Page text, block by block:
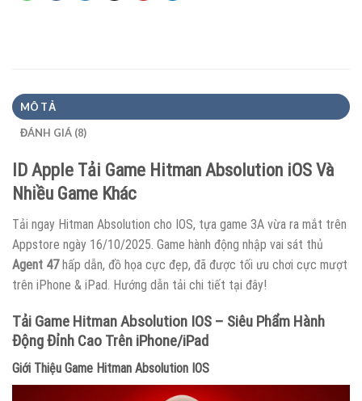
MÔ TẢ
ĐÁNH GIÁ (8)
ID Apple Tải Game Hitman Absolution iOS Và
Nhiều Game Khác
Tải ngay Hitman Absolution cho IOS, tựa game 3A vừa ra mắt trên
Appstore ngày 16/10/2025. Game hành động nhập vai sát thủ
Agent 47hấp dẫn, đồ họa cực đẹp, đã được tối ưu chơi cực mượt
trên iPhone & iPad. Hướng dẫn tải chi tiết tại đây!
Tải Game Hitman Absolution IOS – Siêu Phẩm Hành
Động Đỉnh Cao Trên iPhone/iPad
Giới Thiệu Game Hitman Absolution IOS